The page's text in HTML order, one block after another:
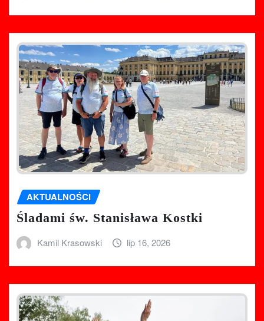
AKTUALNOŚCI
Śladami św. Stanisława Kostki
Kamil Krasowski lip 16, 2026